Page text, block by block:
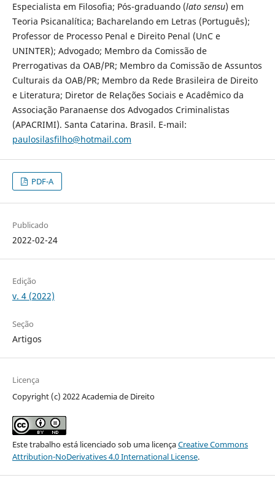
Especialista em Filosofia; Pós-graduando (lato sensu) em
Teoria Psicanalítica; Bacharelando em Letras (Português);
Professor de Processo Penal e Direito Penal (UnC e
UNINTER); Advogado; Membro da Comissão de
Prerrogativas da OAB/PR; Membro da Comissão de Assuntos
Culturais da OAB/PR; Membro da Rede Brasileira de Direito
e Literatura; Diretor de Relações Sociais e Acadêmico da
Associação Paranaense dos Advogados Criminalistas
(APACRIMI). Santa Catarina. Brasil. E-mail:
paulosilasfilho@hotmail.com
PDF-A
Publicado
2022-02-24
Edição
v. 4 (2022)
Seção
Artigos
Licença
Copyright (c) 2022 Academia de Direito
Este trabalho está licenciado sob uma licençaCreative Commons
Attribution-NoDerivatives 4.0 International License.